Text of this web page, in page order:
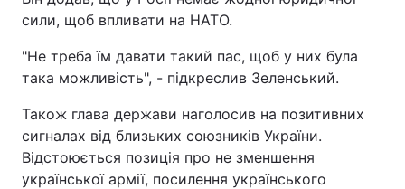
сили, щоб впливати на НАТО.
"Не треба їм давати такий пас, щоб у них була
така можливість", - підкреслив Зеленський.
Також глава держави наголосив на позитивних
сигналах від близьких союзників України.
Відстоюється позиція про не зменшення
української армії, посилення українського